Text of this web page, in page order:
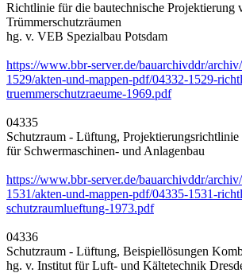
Richtlinie für die bautechnische Projektierung
Trümmerschutzräumen
hg. v. VEB Spezialbau Potsdam
https://www.bbr-server.de/bauarchivddr/
1529/akten-und-mappen-pdf/04332-1529-
truemmerschutzraeume-1969.pdf
04335
Schutzraum - Lüftung,
für Schwermaschinen- und Anlagenbau
https://www.bbr-server.de/bauarchivddr/
1531/akten-und-mappen-pdf/04335-1531-
schutzraumlueftung-1973.pdf
04336
Schutzraum - Lüftung, Beispiellösungen
hg. v. Institut für Luft- und Kältetechnik